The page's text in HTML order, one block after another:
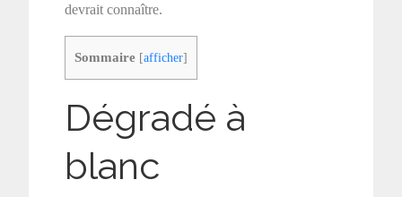
devrait connaître.
Sommaire [afficher]
Dégradé à
blanc